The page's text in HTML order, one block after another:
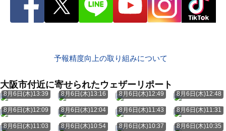
予報精度向上の取り組みについて
大阪市付近に寄せられたウェザーリポート
8月6日(木)13:39 8月6日(木)13:16 8月6日(木)12:49 8月6日(木)12:48
8月6日(木)12:09 8月6日(木)12:04 8月6日(木)11:43 8月6日(木)11:31
8月6日(木)11:03 8月6日(木)10:54 8月6日(木)10:37 8月6日(木)10:35